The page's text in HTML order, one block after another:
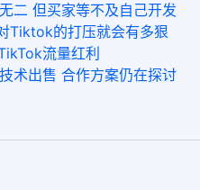
二 但买家等不及自己开发
Tiktok的打压就会有多狠
流量红利
术出售 合作方案仍在探讨